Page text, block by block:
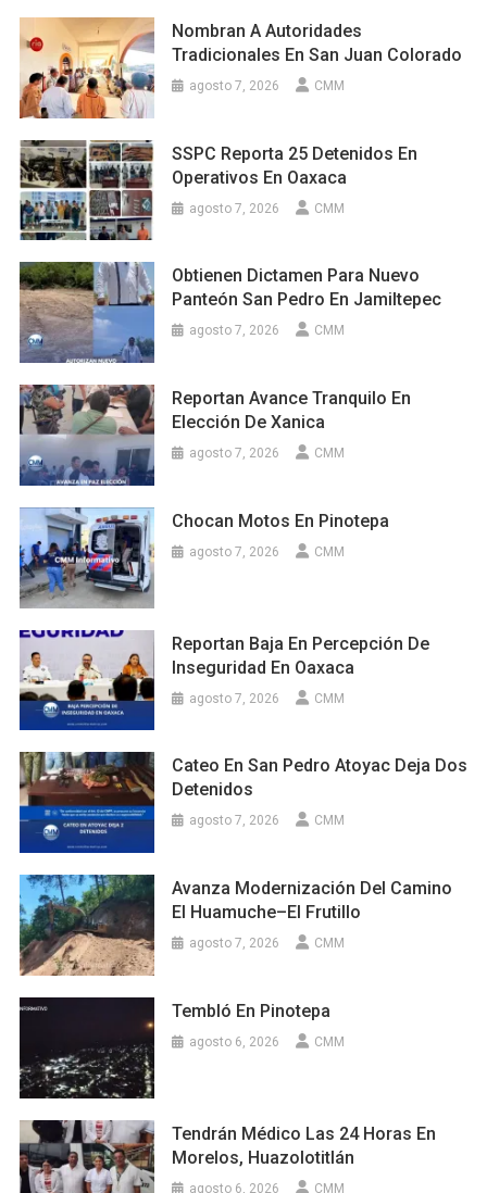
Nombran A Autoridades
Tradicionales En San Juan Colorado
agosto 7, 2026 CMM
SSPC Reporta 25 Detenidos En
Operativos En Oaxaca
agosto 7, 2026 CMM
Obtienen Dictamen Para Nuevo
Panteón San Pedro En Jamiltepec
agosto 7, 2026 CMM
Reportan Avance Tranquilo En
Elección De Xanica
agosto 7, 2026 CMM
Chocan Motos En Pinotepa
agosto 7, 2026 CMM
Reportan Baja En Percepción De
Inseguridad En Oaxaca
agosto 7, 2026 CMM
Cateo En San Pedro Atoyac Deja Dos
Detenidos
agosto 7, 2026 CMM
Avanza Modernización Del Camino
El Huamuche–El Frutillo
agosto 7, 2026 CMM
Tembló En Pinotepa
agosto 6, 2026 CMM
Tendrán Médico Las 24 Horas En
Morelos, Huazolotitlán
agosto 6, 2026 CMM